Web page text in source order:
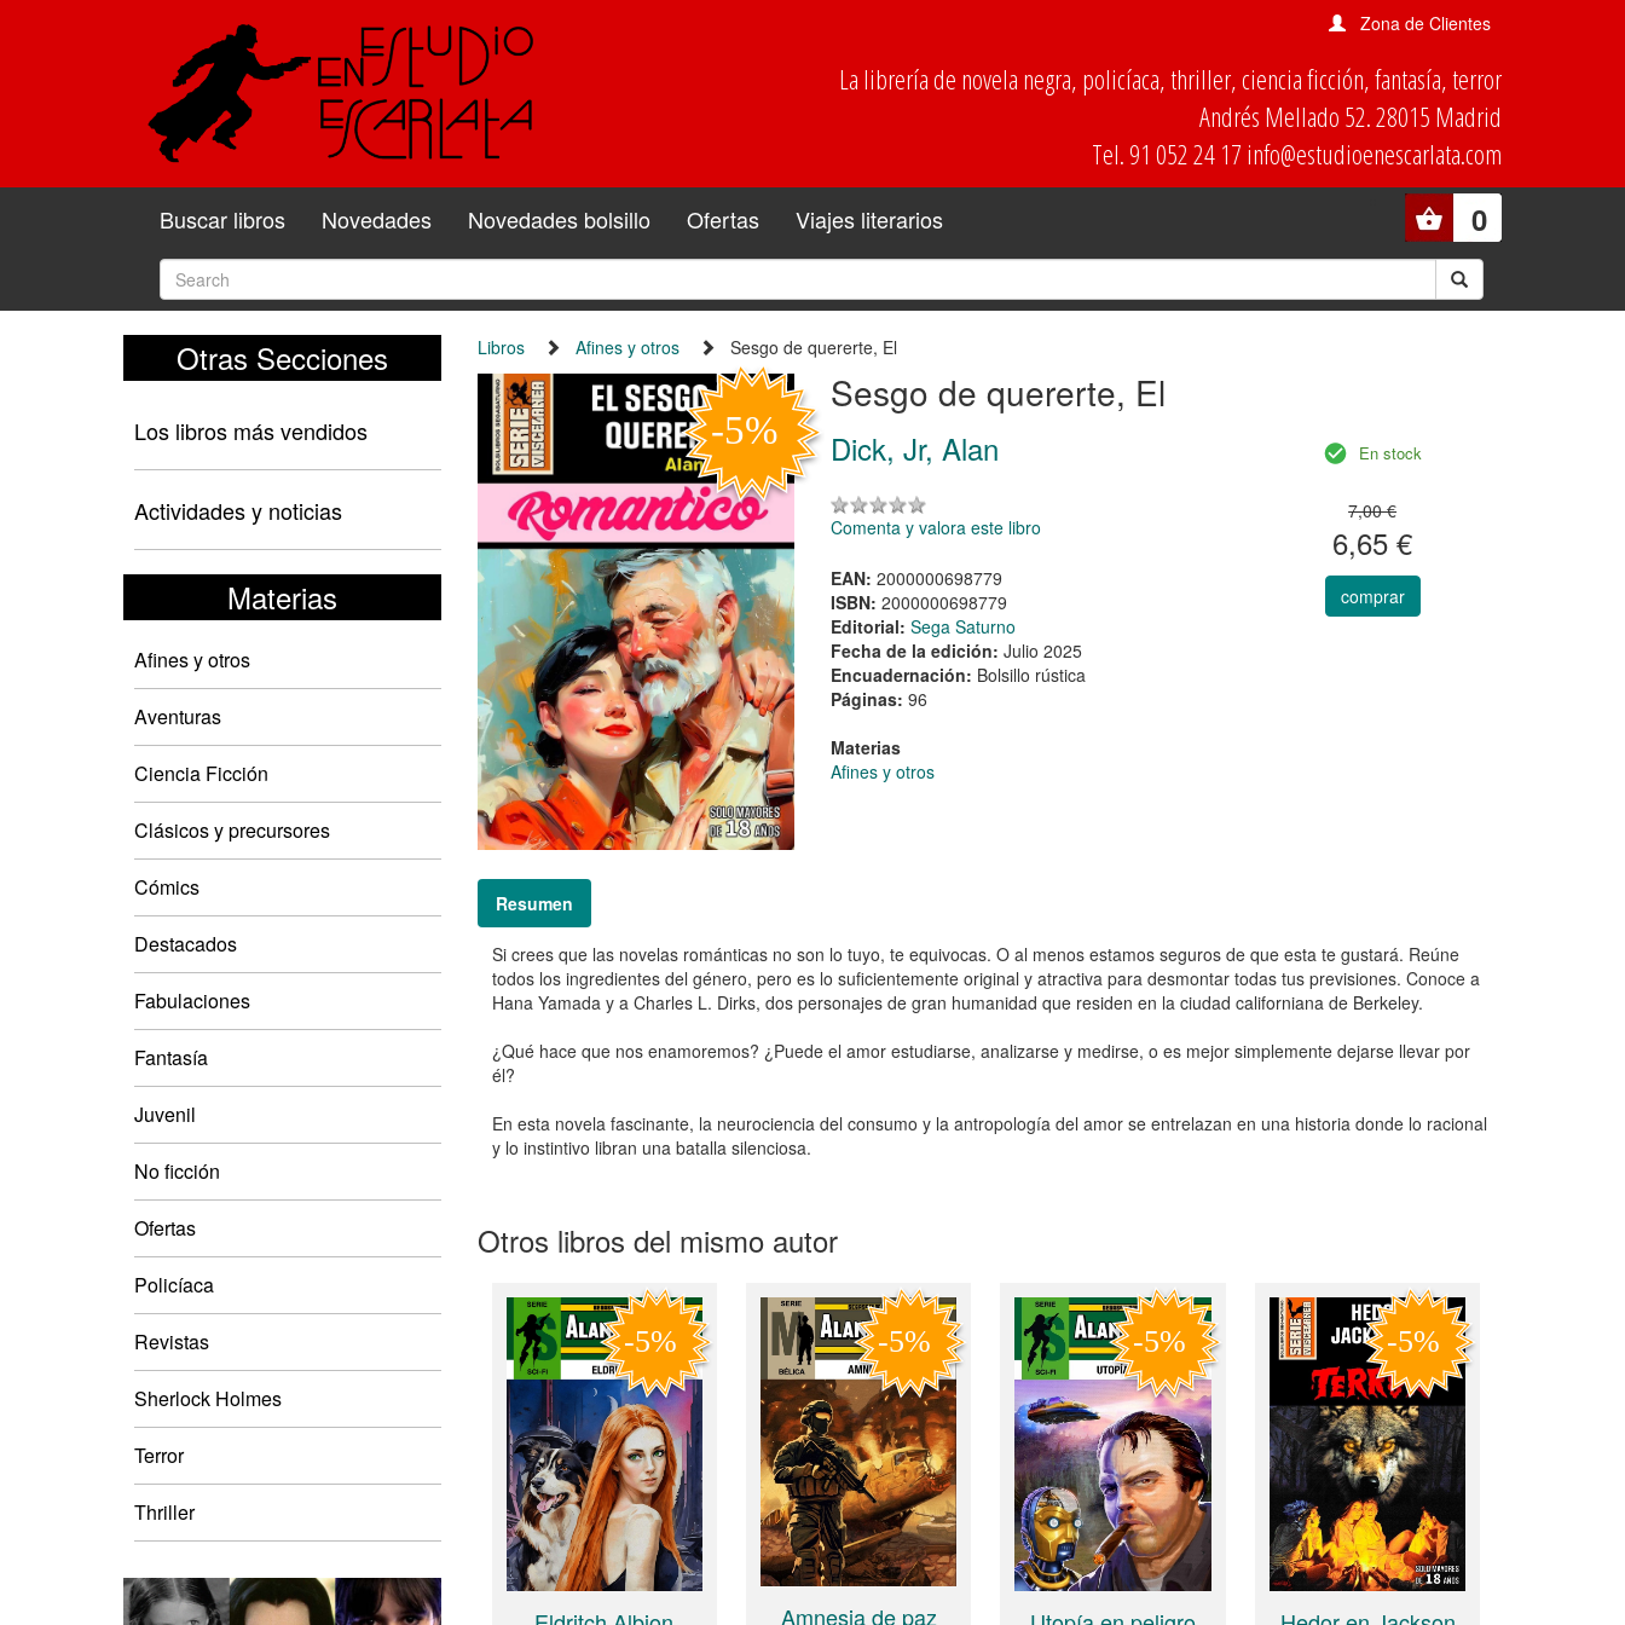
Zona de Clientes
La librería de novela negra, policíaca, thriller, ciencia ficción, fantasía, terror
Andrés Mellado 52. 28015 Madrid
Tel. 91 052 24 17 info@estudioenescarlata.com
0
Buscar libros Novedades Novedades bolsillo Ofertas Viajes literarios
Otras Secciones
Los libros más vendidos
Actividades y noticias
Materias
Afines y otros
Aventuras
Ciencia Ficción
Clásicos y precursores
Cómics
Destacados
Fabulaciones
Fantasía
Juvenil
No ficción
Ofertas
Policíaca
Revistas
Sherlock Holmes
Terror
Thriller
Libros Afines y otros Sesgo de quererte, El
Sesgo de quererte, El
Dick, Jr, Alan
Comenta y valora este libro
EAN: 2000000698779
ISBN: 2000000698779
Editorial: Sega Saturno
Fecha de la edición: Julio 2025
Encuadernación: Bolsillo rústica
Páginas: 96
Materias
Afines y otros
En stock
7,00 €
6,65 €
comprar
Resumen
Si crees que las novelas románticas no son lo tuyo, te equivocas. O al menos estamos seguros de que esta te gustará. Reúne
todos los ingredientes del género, pero es lo suficientemente original y atractiva para desmontar todas tus previsiones. Conoce a
Hana Yamada y a Charles L. Dirks, dos personajes de gran humanidad que residen en la ciudad californiana de Berkeley.
¿Qué hace que nos enamoremos? ¿Puede el amor estudiarse, analizarse y medirse, o es mejor simplemente dejarse llevar por
él?
En esta novela fascinante, la neurociencia del consumo y la antropología del amor se entrelazan en una historia donde lo racional
y lo instintivo libran una batalla silenciosa.
Otros libros del mismo autor
Amnesia de paz